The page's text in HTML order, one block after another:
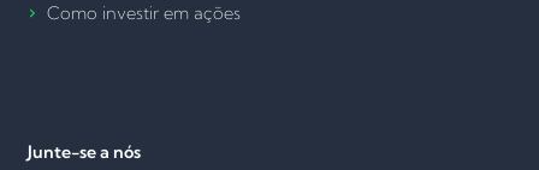
Como investir em ações
Junte-se a nós